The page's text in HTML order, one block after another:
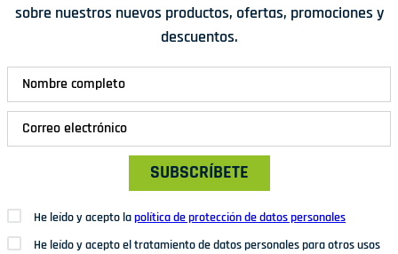
sobre nuestros nuevos productos, ofertas, promociones y
descuentos.
SUBSCRÍBETE
He leído y acepto lapolítica de protección de datos personales
He leído y acepto el tratamiento de datos personales para otros usos